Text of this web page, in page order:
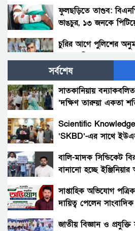
ফুলছড়িতে তাণ্ডব:
ভাঙচুর, ১৩ জনকে
চুরির আগে পুলিশের
পলাশবাড়ীতে থানায়
মারধর, যুব জামায়াত
গ্রেফতার ১জন।
সতর্কবার্তা
যুবক গ্রেপ্তার।
সাঘাটায় যৌতুকের
পুত্রবধূকে বটি দিয়ে
মামলা।
রাজধানীতে
পরিবার ও পুলিশ?
সর্বশেষ
সাতকানিয়ায়
‘দক্ষিণ তারুয়া একতা
Scientific
‘SKBD’-এর সাথে
বালি-মাদক সিন্ডিকেট
বানানো হচ্ছে
সাপ্তাহিক অভিযোগ
দায়িত্ব পেলেন
জাতীয় বিজ্ঞান ও